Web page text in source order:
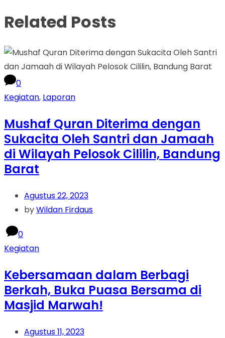
Related Posts
0
Kegiatan, Laporan
Mushaf Quran Diterima dengan
Sukacita Oleh Santri dan Jamaah
di Wilayah Pelosok Cililin, Bandung
Barat
Agustus 22, 2023
byWildan Firdaus
0
Kegiatan
Kebersamaan dalam Berbagi
Berkah, Buka Puasa Bersama di
Masjid Marwah!
Agustus 11, 2023